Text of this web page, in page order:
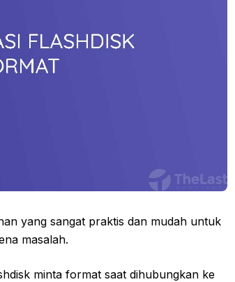
yang sangat praktis dan mudah untuk
masalah.
minta format saat dihubungkan ke